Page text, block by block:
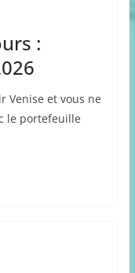
:
Venise et vous ne
le portefeuille